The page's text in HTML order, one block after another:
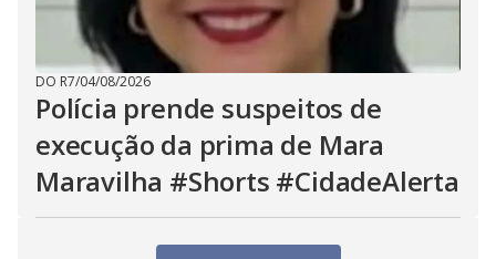
DO R7/04/08/2026
Polícia prende suspeitos de
execução da prima de Mara
Maravilha #Shorts #CidadeAlerta